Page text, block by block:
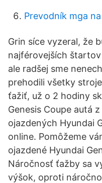
Prevodník mga
Grin síce vyzeral, že
najférovejších
ale radšej sme
prehodili všetky
ťažiť, už o 2 hodiny
Genesis Coupe autá
ojazdených Hyundai
online. Pomôžeme
ojazdené Hyundai
Náročnosť ťažby sa
výšok, oproti